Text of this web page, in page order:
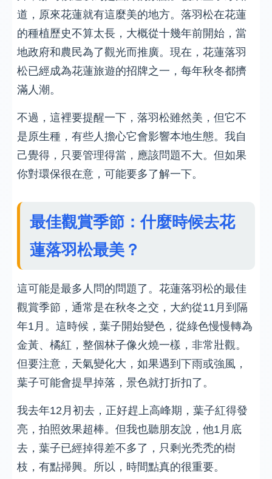
道，原來花蓮就有這麼美的地方。落羽松在花蓮
的種植歷史不算太長，大概從十幾年前開始，當
地政府和農民為了觀光而推廣。現在，花蓮落羽
松已經成為花蓮旅遊的招牌之一，每年秋冬都擠
滿人潮。
不過，這裡要提醒一下，落羽松雖然美，但它不
是原生種，有些人擔心它會影響本地生態。我自
己覺得，只要管理得當，應該問題不大。但如果
你對環保很在意，可能要多了解一下。
最佳觀賞季節：什麼時候去花
蓮落羽松最美？
這可能是最多人問的問題了。花蓮落羽松的最佳
觀賞季節，通常是在秋冬之交，大約從11月到隔
年1月。這時候，葉子開始變色，從綠色慢慢轉為
金黃、橘紅，整個林子像火燒一樣，非常壯觀。
但要注意，天氣變化大，如果遇到下雨或強風，
葉子可能會提早掉落，景色就打折扣了。
我去年12月初去，正好趕上高峰期，葉子紅得發
亮，拍照效果超棒。但我也聽朋友說，他1月底
去，葉子已經掉得差不多了，只剩光禿禿的樹
枝，有點掃興。所以，時間點真的很重要。